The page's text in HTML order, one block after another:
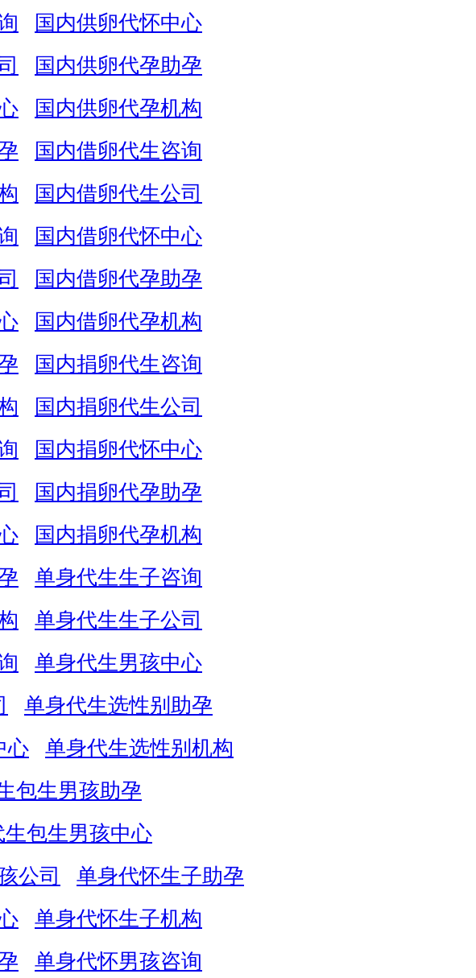
国内供卵代怀中心
国内供卵代孕助孕
国内供卵代孕机构
国内借卵代生咨询
国内借卵代生公司
国内借卵代怀中心
国内借卵代孕助孕
国内借卵代孕机构
国内捐卵代生咨询
国内捐卵代生公司
国内捐卵代怀中心
国内捐卵代孕助孕
国内捐卵代孕机构
单身代生生子咨询
单身代生生子公司
单身代生男孩中心
单身代生选性别助孕
心
单身代生选性别机构
包生男孩助孕
生包生男孩中心
公司
单身代怀生子助孕
单身代怀生子机构
单身代怀男孩咨询